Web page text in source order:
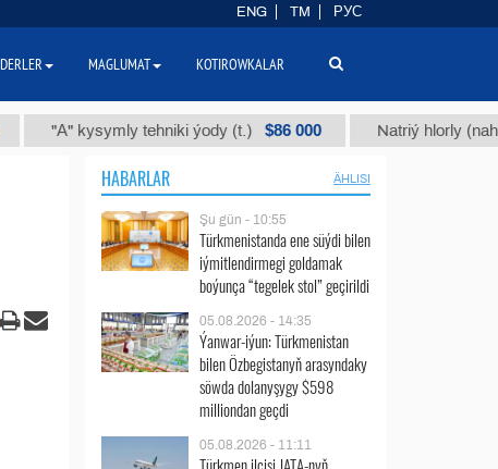
kysymly tehniki ýody (t.) $86 000 Natriý hlorly (nahar
HABARLAR ÄHLISI
Şu gün - 10:55
Türkmenistanda ene süýdi bilen
iýmitlendirmegi goldamak
boýunça “tegelek stol” geçirildi
05.08.2026 - 14:35
Ýanwar-iýun: Türkmenistan
bilen Özbegistanyň arasyndaky
söwda dolanyşygy $598
milliondan geçdi
05.08.2026 - 11:11
ENG TM РУС
MAGLUMAT KOTIROWKALAR